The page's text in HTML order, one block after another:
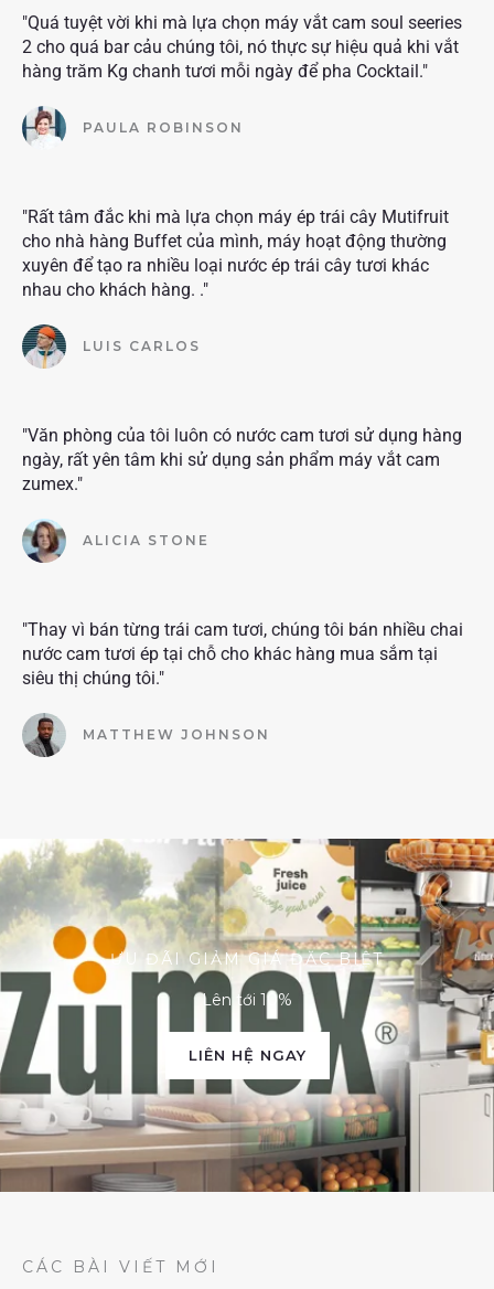
"Quá tuyệt vời khi mà lựa chọn máy vắt cam soul seeries
2 cho quá bar cảu chúng tôi, nó thực sự hiệu quả khi vắt
hàng trăm Kg chanh tươi mỗi ngày để pha Cocktail."
PAULA ROBINSON
"Rất tâm đắc khi mà lựa chọn máy ép trái cây Mutifruit
cho nhà hàng Buffet của mình, máy hoạt động thường
xuyên để tạo ra nhiều loại nước ép trái cây tươi khác
nhau cho khách hàng. ."
LUIS CARLOS
"Văn phòng của tôi luôn có nước cam tươi sử dụng hàng
ngày, rất yên tâm khi sử dụng sản phẩm máy vắt cam
zumex."
ALICIA STONE
"Thay vì bán từng trái cam tươi, chúng tôi bán nhiều chai
nước cam tươi ép tại chỗ cho khác hàng mua sắm tại
siêu thị chúng tôi."
MATTHEW JOHNSON
ƯU ĐÃI GIẢM GIÁ ĐẶC BIỆT
Lên tới 10%
LIÊN HỆ NGAY
CÁC BÀI VIẾT MỚI